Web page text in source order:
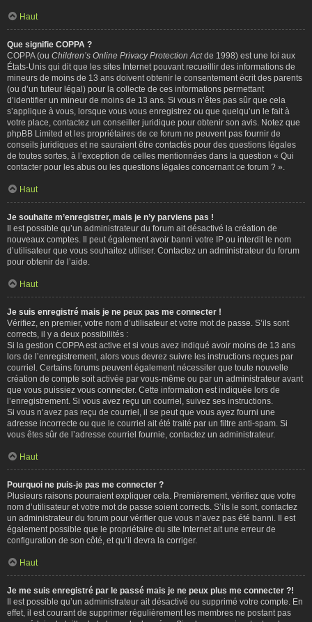
Haut
Que signifie COPPA ?
COPPA (ou Children’s Online Privacy Protection Actde 1998) est une loi aux
États-Unis qui dit que les sites Internet pouvant recueillir des informations de
mineurs de moins de 13 ans doivent obtenir le consentement écrit des parents
(ou d’un tuteur légal) pour la collecte de ces informations permettant
d’identifier un mineur de moins de 13 ans. Si vous n’êtes pas sûr que cela
s’applique à vous, lorsque vous vous enregistrez ou que quelqu’un le fait à
votre place, contactez un conseiller juridique pour obtenir son avis. Notez que
phpBB Limited et les propriétaires de ce forum ne peuvent pas fournir de
conseils juridiques et ne sauraient être contactés pour des questions légales
de toutes sortes, à l’exception de celles mentionnées dans la question « Qui
contacter pour les abus ou les questions légales concernant ce forum ? ».
Haut
Je souhaite m’enregistrer, mais je n’y parviens pas !
Il est possible qu’un administrateur du forum ait désactivé la création de
nouveaux comptes. Il peut également avoir banni votre IP ou interdit le nom
d’utilisateur que vous souhaitez utiliser. Contactez un administrateur du forum
pour obtenir de l’aide.
Haut
Je suis enregistré mais je ne peux pas me connecter !
Vérifiez, en premier, votre nom d’utilisateur et votre mot de passe. S’ils sont
corrects, il y a deux possibilités :
Si la gestion COPPA est active et si vous avez indiqué avoir moins de 13 ans
lors de l’enregistrement, alors vous devrez suivre les instructions reçues par
courriel. Certains forums peuvent également nécessiter que toute nouvelle
création de compte soit activée par vous-même ou par un administrateur avant
que vous puissiez vous connecter. Cette information est indiquée lors de
l’enregistrement. Si vous avez reçu un courriel, suivez ses instructions.
Si vous n’avez pas reçu de courriel, il se peut que vous ayez fourni une
adresse incorrecte ou que le courriel ait été traité par un filtre anti-spam. Si
vous êtes sûr de l’adresse courriel fournie, contactez un administrateur.
Haut
Pourquoi ne puis-je pas me connecter ?
Plusieurs raisons pourraient expliquer cela. Premièrement, vérifiez que votre
nom d’utilisateur et votre mot de passe soient corrects. S’ils le sont, contactez
un administrateur du forum pour vérifier que vous n’avez pas été banni. Il est
également possible que le propriétaire du site Internet ait une erreur de
configuration de son côté, et qu’il devra la corriger.
Haut
Je me suis enregistré par le passé mais je ne peux plus me connecter ?!
Il est possible qu’un administrateur ait désactivé ou supprimé votre compte. En
effet, il est courant de supprimer régulièrement les membres ne postant pas